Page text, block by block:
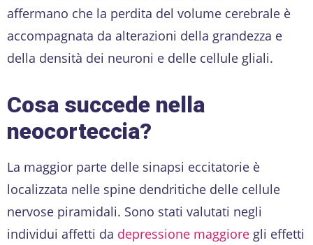
affermano che la perdita del volume cerebrale è
accompagnata da alterazioni della grandezza e
della densità dei neuroni e delle cellule gliali.
Cosa succede nella
neocorteccia?
La maggior parte delle sinapsi eccitatorie è
localizzata nelle spine dendritiche delle cellule
nervose piramidali. Sono stati valutati negli
individui affetti da depressione maggiore gli effetti